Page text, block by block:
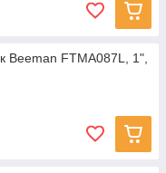
Beeman FTMA087L, 1",